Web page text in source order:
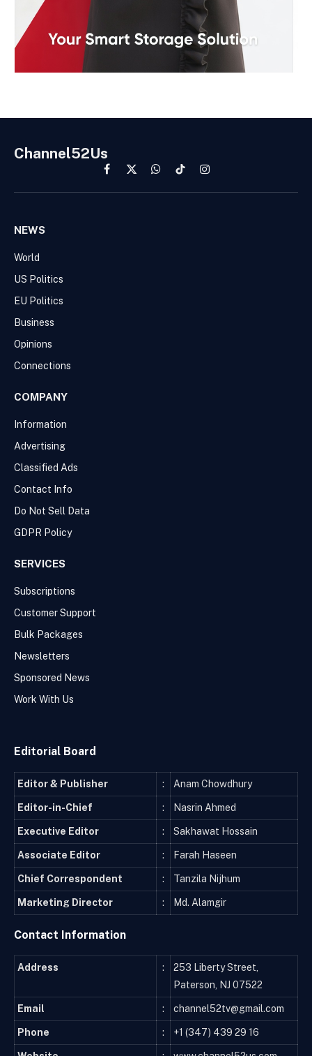
Channel52Us
Facebook
X
(Twitter)
WhatsApp
TikTokInstagram
NEWS
World
US Politics
EU Politics
Business
Opinions
Connections
COMPANY
Information
Advertising
Classified Ads
Contact Info
Do Not Sell Data
GDPR Policy
SERVICES
Subscriptions
Customer Support
Bulk Packages
Newsletters
Sponsored News
Work With Us
Editorial Board
Editor & Publisher : Anam Chowdhury
Editor-in-Chief : Nasrin Ahmed
Executive Editor : Sakhawat Hossain
Associate Editor : Farah Haseen
Chief Correspondent : Tanzila Nijhum
Marketing Director : Md. Alamgir
Contact Information
Address :
253 Liberty Street,
Paterson, NJ 07522
Email : channel52tv@gmail.com
Phone : +1 (347) 439 29 16